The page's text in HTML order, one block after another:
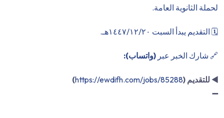
لحملة الثانوية العامة.
🗓 التقديم يبدأ السبت ١٤٤٧/١٢/٢٠هـ.
🔗 شارك الخبر عبر (واتساب):
◀️ للتقديم (https://ewdifh.com/jobs/85288
)
➖